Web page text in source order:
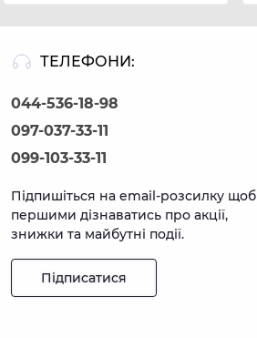
ТЕЛЕФОНИ:
044-536-18-98
097-037-33-11
099-103-33-11
Підпишіться на email-розсилку щоб
першими дізнаватись про акції,
знижки та майбутні події.
Підписатися